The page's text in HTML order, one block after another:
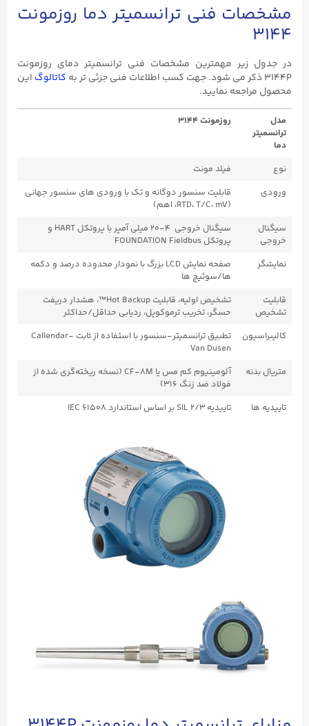
مشخصات فنی ترانسمیتر دما روزمونت
۳۱۴۴
در جدول زیر مهمترین مشخصات فنی ترانسمیتر دمای روزمونت
3144P ذکر می شود. جهت کسب اطلاعات فنی جزئی تر به
کاتالوگ این
محصول مراجعه نمایید.
مدل
ترانسمیتر
دما
روزمونت ۳۱۴۴
نوع
فیلد مونت
ورودی
قابلیت سنسور دوگانه و تک با ورودی های سنسور جهانی
(RTD، T/C، mV، اهم)
سیگنال
خروجی
سیگنال خروجی ۴-۲۰ میلی آمپر با پروتکل HART و
پروتکل FOUNDATION Fieldbus
نمایشگر
صفحه نمایش LCD بزرگ با نمودار محدوده درصد و دکمه
ها/سوئیچ ها
قابلیت
تشخیص
تشخیص اولیه، قابلیت Hot Backup™، هشدار دریفت
حسگر، تخریب ترموکوپل، ردیابی حداقل/حداکثر
کالیبراسیون
تطبیق ترانسمیتر-سنسور با استفاده از ثابت Callendar-
Van Dusen
متریال بدنه
آلومینیوم کم مس یا CF-8M (نسخه ریخته‌گری شده از
فولاد ضد زنگ ۳۱۶)
تاییدیه ها
تاییدیه SIL ۲/۳ بر اساس استاندارد IEC ۶۱۵۰۸